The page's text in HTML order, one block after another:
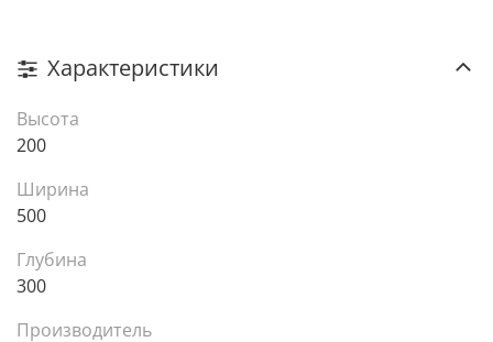
Характеристики
Высота
200
Ширина
500
Глубина
300
Производитель